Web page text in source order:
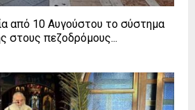
από 10 Αυγούστου το σύστημα
στους πεζοδρόμους...